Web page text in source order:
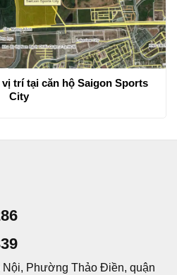
trí tại căn hộ Saigon Sports
City
Nội, Phường Thảo Điền, quận